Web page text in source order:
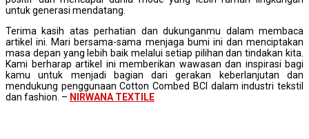
untuk generasi mendatang.
Terima kasih atas perhatian dan dukunganmu dalam membaca
artikel ini. Mari bersama-sama menjaga bumi ini dan menciptakan
masa depan yang lebih baik melalui setiap pilihan dan tindakan kita.
Kami berharap artikel ini memberikan wawasan dan inspirasi bagi
kamu untuk menjadi bagian dari gerakan keberlanjutan dan
mendukung penggunaan Cotton Combed BCI dalam industri tekstil
dan fashion. – NIRWANA TEXTILE